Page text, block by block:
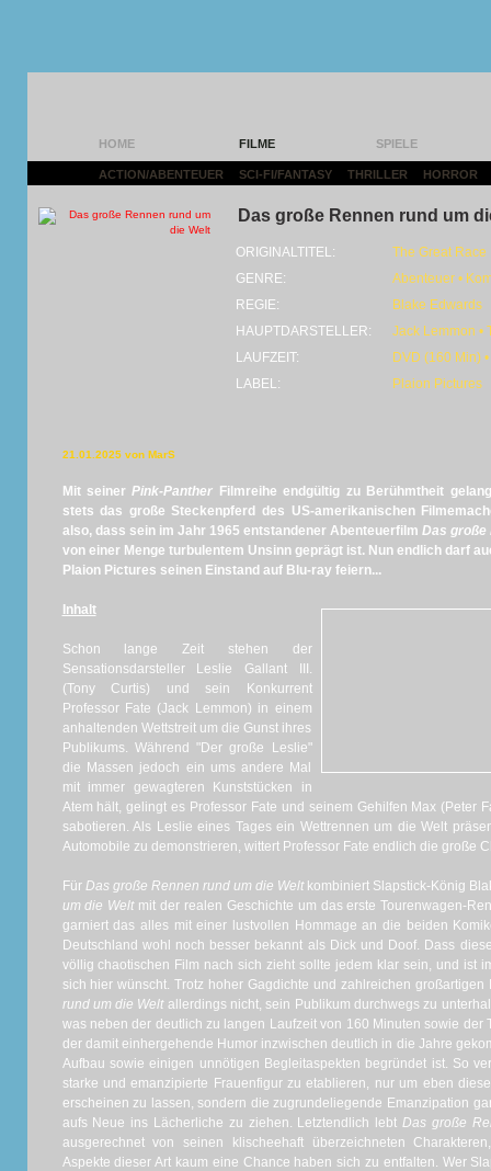
HOME FILME SPIELE
ACTION/ABENTEUER SCI-FI/FANTASY THRILLER HORROR
Das große Rennen rund um
ORIGINALTITEL:
The Great Race
GENRE:
Abenteuer •
REGIE:
Blake Edwards
HAUPTDARSTELLER:
Jack Lemmon •
LAUFZEIT:
DVD (160 Min)
LABEL:
Plaion Pictures
21.01.2025 von MarS
Mit seinerPink-Panther Filmreihe endgültig zu Berühmtheit
stets das große Steckenpferd des US-amerikanischen
also, dass sein im Jahr 1965 entstandener AbenteuerfilmDas große
von einer Menge turbulentem Unsinn geprägt ist. Nun endlich darf
Plaion Pictures seinen Einstand auf Blu-ray feiern...
Inhalt
Schon lange Zeit stehen der
Sensationsdarsteller Leslie Gallant III.
(Tony Curtis) und sein Konkurrent
Professor Fate (Jack Lemmon) in einem
anhaltenden Wettstreit um die Gunst ihres
Publikums. Während "Der große Leslie"
die Massen jedoch ein ums andere Mal
mit immer gewagteren Kunststücken in
Atem hält, gelingt es Professor Fate und seinem Gehilfen Max (Peter
sabotieren. Als Leslie eines Tages ein Wettrennen um die Welt
Automobile zu demonstrieren, wittert Professor Fate endlich die große
Für Das große Rennen rund um die Weltkombiniert Slapstick-König
um die Weltmit der realen Geschichte um das erste Tourenwagen-
garniert das alles mit einer lustvollen Hommage an die beiden
Deutschland wohl noch besser bekannt als Dick und Doof. Dass
völlig chaotischen Film nach sich zieht sollte jedem klar sein, und ist
sich hier wünscht. Trotz hoher Gagdichte und zahlreichen
rund um die Weltallerdings nicht, sein Publikum durchwegs zu
was neben der deutlich zu langen Laufzeit von 160 Minuten sowie der
der damit einhergehende Humor inzwischen deutlich in die Jahre
Aufbau sowie einigen unnötigen Begleitaspekten begründet ist. So
starke und emanzipierte Frauenfigur zu etablieren, nur um eben
erscheinen zu lassen, sondern die zugrundeliegende Emanzipation
aufs Neue ins Lächerliche zu ziehen. Letztendlich lebt Das große
ausgerechnet von seinen klischeehaft überzeichneten
Aspekte dieser Art kaum eine Chance haben sich zu entfalten. Wer